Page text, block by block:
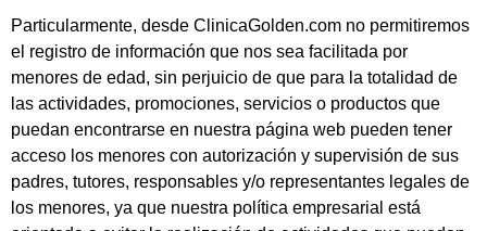
Particularmente, desde ClinicaGolden.com no permitiremos
el registro de información que nos sea facilitada por
menores de edad, sin perjuicio de que para la totalidad de
las actividades, promociones, servicios o productos que
puedan encontrarse en nuestra página web pueden tener
acceso los menores con autorización y supervisión de sus
padres, tutores, responsables y/o representantes legales de
los menores, ya que nuestra política empresarial está